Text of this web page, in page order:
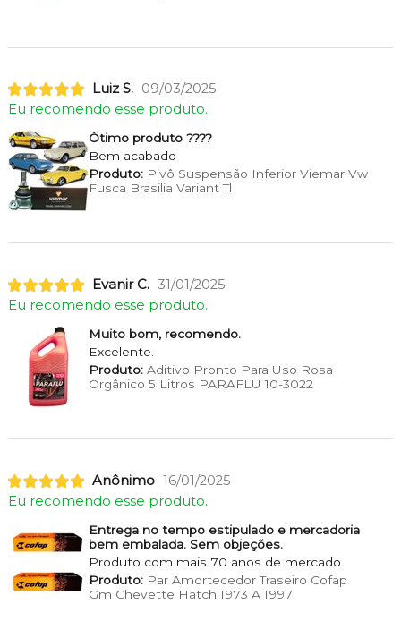
Luiz S. 09/03/2025
Eu recomendo esse produto.
Ótimo produto ????
Bem acabado
Produto:Pivô Suspensão Inferior Viemar Vw
Fusca Brasilia Variant Tl
Evanir C. 31/01/2025
Eu recomendo esse produto.
Muito bom, recomendo.
Excelente.
Produto:Aditivo Pronto Para Uso Rosa
Orgânico 5 Litros PARAFLU 10-3022
Anônimo 16/01/2025
Eu recomendo esse produto.
Entrega no tempo estipulado e mercadoria
bem embalada. Sem objeções.
Produto com mais 70 anos de mercado
Produto:Par Amortecedor Traseiro Cofap
Gm Chevette Hatch 1973 A 1997